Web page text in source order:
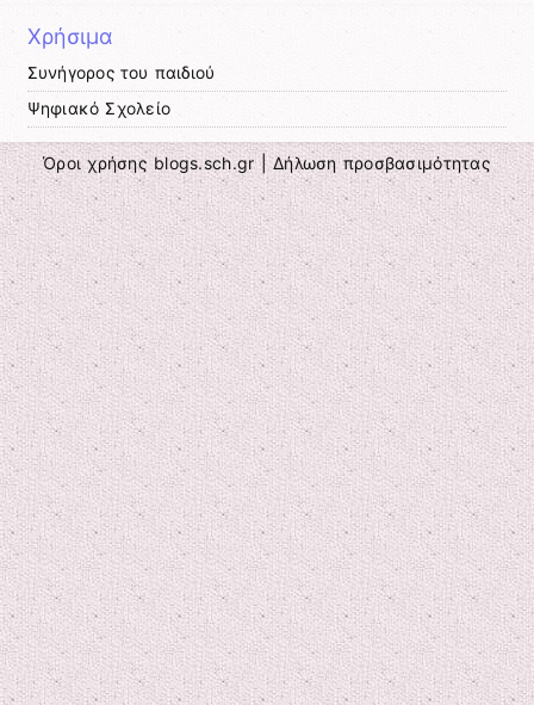
Χρήσιμα
Συνήγορος του παιδιού
Ψηφιακό Σχολείο
Όροι χρήσης blogs.sch.gr|Δήλωση προσβασιμότητας